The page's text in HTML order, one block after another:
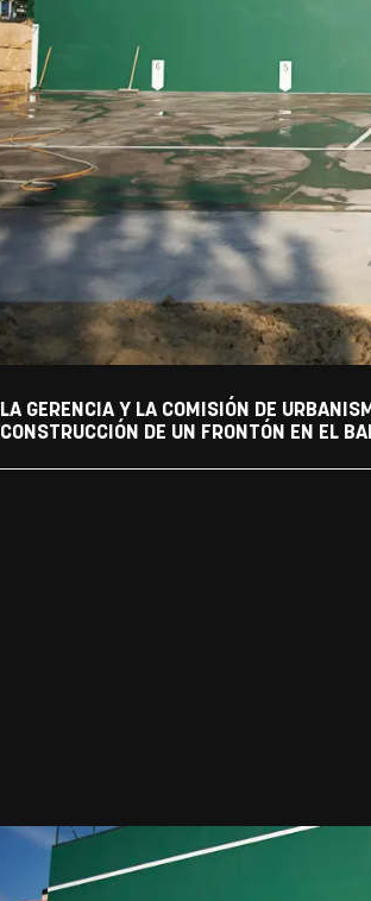
LA GERENCIA Y LA COMISIÓN DE
CONSTRUCCIÓN DE UN FRONTÓN EN EL